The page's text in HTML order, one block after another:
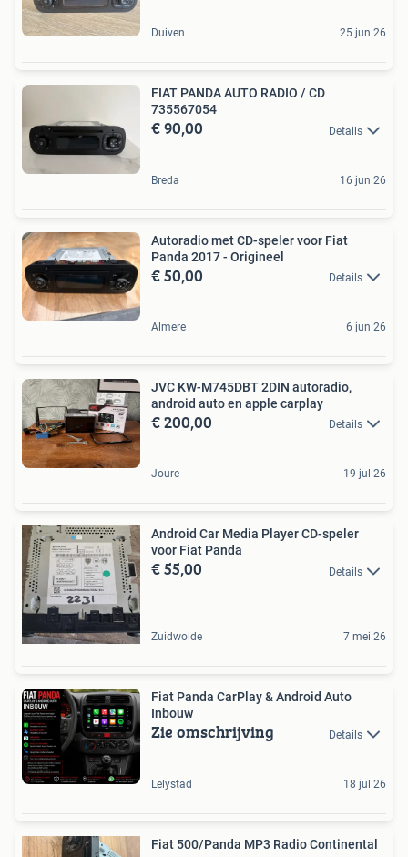
Duiven 25 jun 26
FIAT PANDA AUTO RADIO / CD
735567054
€ 90,00 Details
Breda 16 jun 26
Autoradio met CD-speler voor Fiat
Panda 2017 - Origineel
€ 50,00 Details
Almere 6 jun 26
JVC KW-M745DBT 2DIN autoradio,
android auto en apple carplay
€ 200,00 Details
Joure 19 jul 26
Android Car Media Player CD-speler
voor Fiat Panda
€ 55,00 Details
Zuidwolde 7 mei 26
Fiat Panda CarPlay & Android Auto
Inbouw
Zie omschrijving Details
Lelystad 18 jul 26
Fiat 500/Panda MP3 Radio Continental